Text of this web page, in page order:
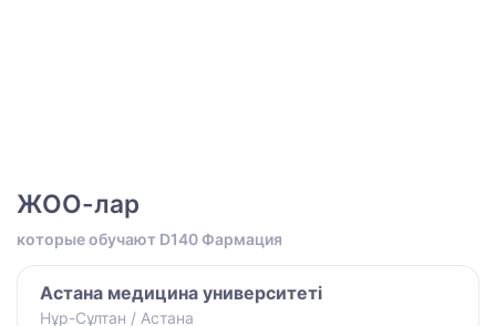
ЖОО-лар
которые обучают D140 Фармация
Астана медицина университеті
Нұр-Сұлтан / Астана